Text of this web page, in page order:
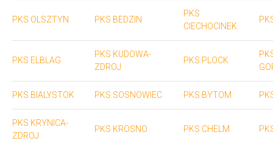
PKS OLSZTYN PKS BEDZIN
PKS
CIECHOCINEK
PKS ELBLAG
PKS KUDOWA-
ZDROJ
PKS PLOCK
PKS BIALYSTOK PKS SOSNOWIEC PKS BYTOM
PKS KRYNICA-
ZDROJ
PKS KROSNO PKS CHELM